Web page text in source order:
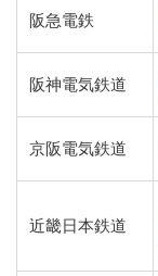
阪急電鉄
阪神電気鉄道
京阪電気鉄道
近畿日本鉄道